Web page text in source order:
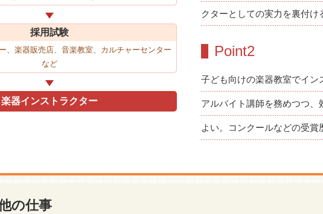
採用試験
、楽器販売店、音楽教室、カルチャーセンター
など
楽器インストラクター
クターとしての実力を裏付け
Point2
子ども向けの楽器教室でイ
アルバイト講師を務めつつ
よい。コンクールなどの受賞
の仕事